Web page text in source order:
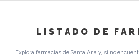
LISTADO DE
Explora farmacias de Santa Ana y, si no